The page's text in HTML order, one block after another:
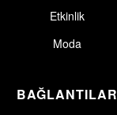
Etkinlik
Moda
BAĞLANTILAR